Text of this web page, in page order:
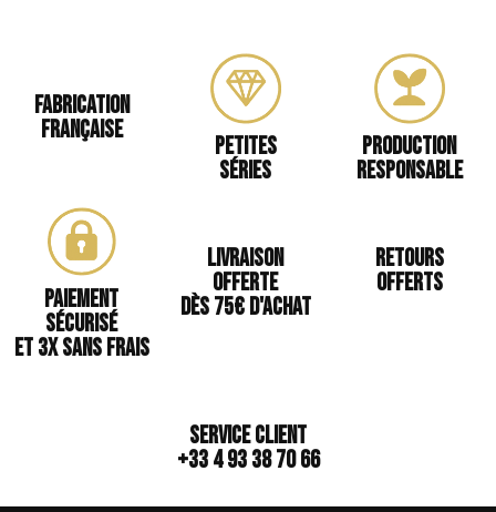
Fabrication
Française
Petites
séries
Production
responsable
Paiement
sécurisé
et 3x sans frais
Livraison
offerte
Dès 75€ d'achat
Retours
offerts
Service client
+33 4 93 38 70 66